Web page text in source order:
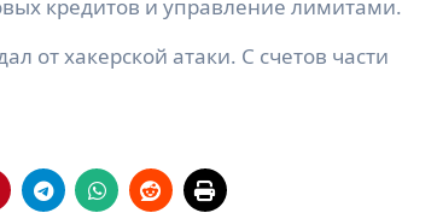
кредитов и управление лимитами.
от хакерской атаки. С счетов части